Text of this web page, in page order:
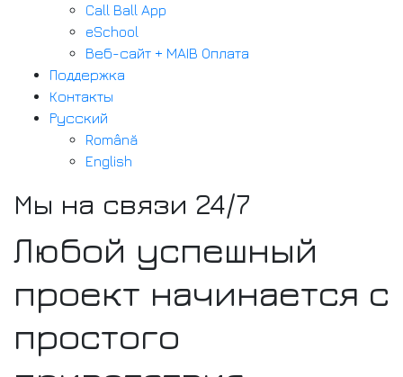
Call Ball App
eSchool
Веб-сайт + MAIB Оплата
Поддержка
Контакты
Русский
Română
English
Мы на связи 24/7
Любой успешный
проект начинается с
простого